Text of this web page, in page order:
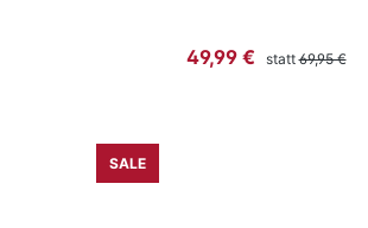
Verkaufspreis:
49,99 € statt Regulärer
69,95 €
SALE